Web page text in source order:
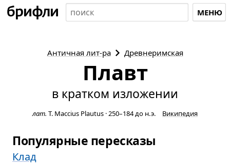
МЕНЮ
Античная лит-ра Древнеримская
Плавт
в кратком изложении
лат. T. Maccius Plautus ·250–184 до н. э. Википедия
Популярные пересказы
Клад